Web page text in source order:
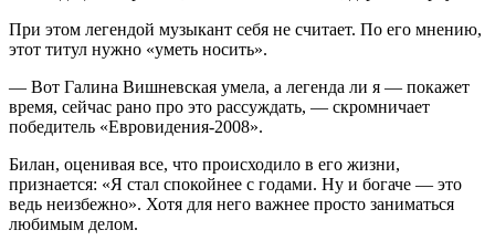
При этом легендой музыкант себя не считает. По его мнению,
этот титул нужно «уметь носить».
— Вот Галина Вишневская умела, а легенда ли я — покажет
время, сейчас рано про это рассуждать, — скромничает
победитель «Евровидения-2008».
Билан, оценивая все, что происходило в его жизни,
признается: «Я стал спокойнее с годами. Ну и богаче — это
ведь неизбежно». Хотя для него важнее просто заниматься
любимым делом.